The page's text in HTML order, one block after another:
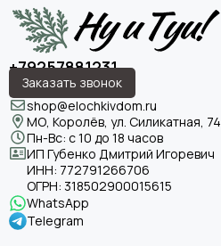
+79257881231
Заказать звонок
shop@elochkivdom.ru
МО, Королёв, ул. Силикатная, 74
Пн-Вс: с 10 до 18 часов
ИП Губенко Дмитрий Игоревич
ИНН: 772791266706
ОГРН: 318502900015615
WhatsApp
Telegram